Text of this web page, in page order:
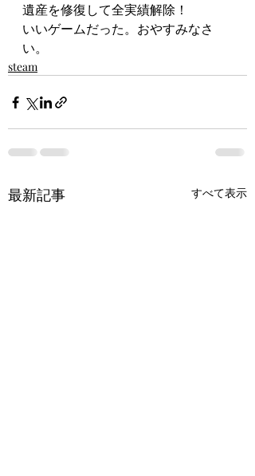
遺産を修復して全実績解除！
いいゲームだった。おやすみなさ
い。
steam
最新記事 すべて表示